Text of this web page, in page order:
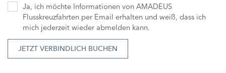
Ja, ich möchte Informationen von AMADEUS
Flusskreuzfahrten per Email erhalten und weiß, dass ich
mich jederzeit wieder abmelden kann.
JETZT VERBINDLICH BUCHEN